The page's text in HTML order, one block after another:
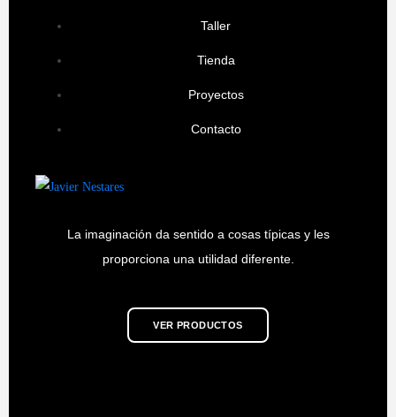
Taller
Tienda
Proyectos
Contacto
La imaginación da sentido a cosas típicas y les
proporciona una utilidad diferente.
VER PRODUCTOS